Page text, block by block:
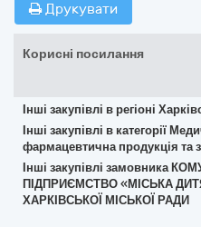
Друкувати
Корисні посилання
Інші закупівлі в регіоні
Інші закупівлі в категорії
фармацевтична продукція та
Інші закупівлі замовника
ПІДПРИЄМСТВО «МІСЬКА
ХАРКІВСЬКОЇ МІСЬКОЇ РАДИ